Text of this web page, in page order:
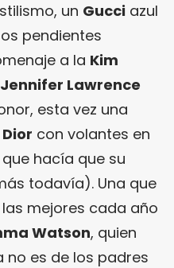
un Gucci azul
pendientes
a la Kim
Jennifer Lawrence
esta vez una
con volantes en
hacía que su
todavía). Una que
mejores cada año
Watson, quien
no es de los padres